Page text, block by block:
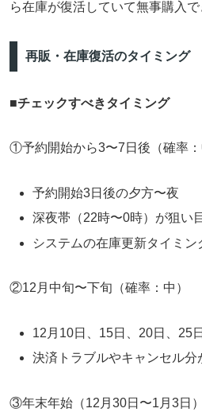
ら在庫が復活していて無事購入
再販・在庫復活のタイミング
■チェックすべきタイミング
①予約開始から3〜7日後（確率：
予約開始3日後の夕方〜夜
深夜帯（22時〜0時）が狙い目
システムの在庫更新タイミン
②12月中旬〜下旬（確率：中）
12月10日、15日、20日、25
決済トラブルやキャンセル分
③年末年始（12月30日〜1月3日）